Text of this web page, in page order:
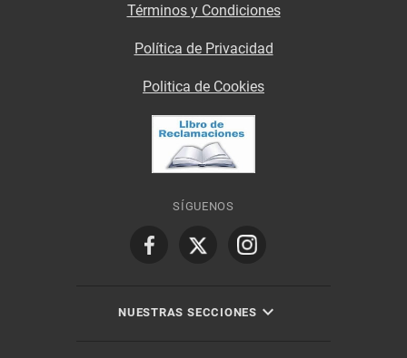
Términos y Condiciones
Política de Privacidad
Politica de Cookies
SÍGUENOS
NUESTRAS SECCIONES